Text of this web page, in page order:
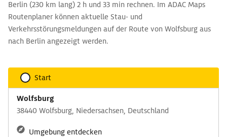
Berlin (230 km lang) 2 h und 33 min rechnen. Im ADAC Maps
Routenplaner können aktuelle Stau- und
Verkehrsstörungsmeldungen auf der Route von Wolfsburg aus
nach Berlin angezeigt werden.
Start
Wolfsburg
38440 Wolfsburg, Niedersachsen, Deutschland
Umgebung entdecken